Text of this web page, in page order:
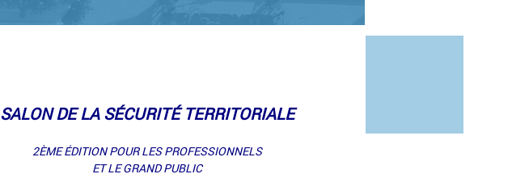
SALON DE LA SÉCURITÉ TERRITORIALE
2ÈME ÉDITION POUR LES PROFESSIONNELS
ET LE GRAND PUBLIC